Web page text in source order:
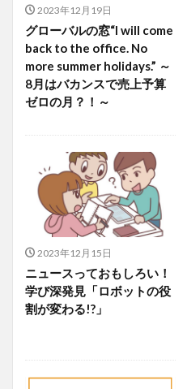
2023年12月19日
グローバルの窓“I will come
back to the office. No
more summer holidays.” ～
8月はバカンスで売上予算
ゼロの月？！～
2023年12月15日
ニュースっておもしろい！
学び深発見「ロボットの役
割が変わる!?」